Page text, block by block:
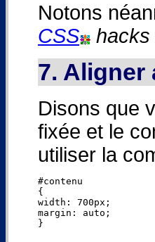
Notons
CSS
hacks
7.
Disons que
fixée et le
utiliser la
#contenu
{
width: 700px;
margin: auto;
}